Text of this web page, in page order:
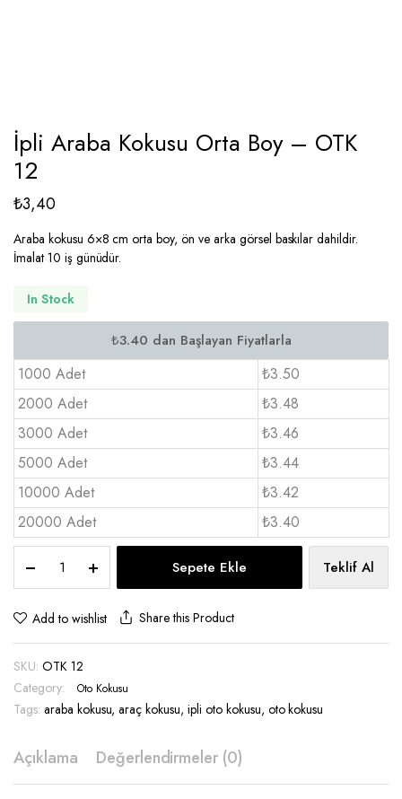
İpli Araba Kokusu Orta Boy – OTK
12
₺3,40
Araba kokusu 6×8 cm orta boy, ön ve arka görsel baskılar dahildir.
İmalat 10 iş günüdür.
In Stock
1000 Adet
₺3.50
2000 Adet
₺3.48
3000 Adet
₺3.46
5000 Adet
₺3.44
10000 Adet
₺3.42
20000 Adet
₺3.40
Araba
Kokusu
Orta
-
OTK
12
quantity
Sepete Ekle Teklif Al
Add to wishlist Share this Product
SKU: OTK 12
Category:
Oto Kokusu
Tags: araba kokusu,araç kokusu,ipli oto kokusu, oto kokusu
Açıklama Değerlendirmeler (0)